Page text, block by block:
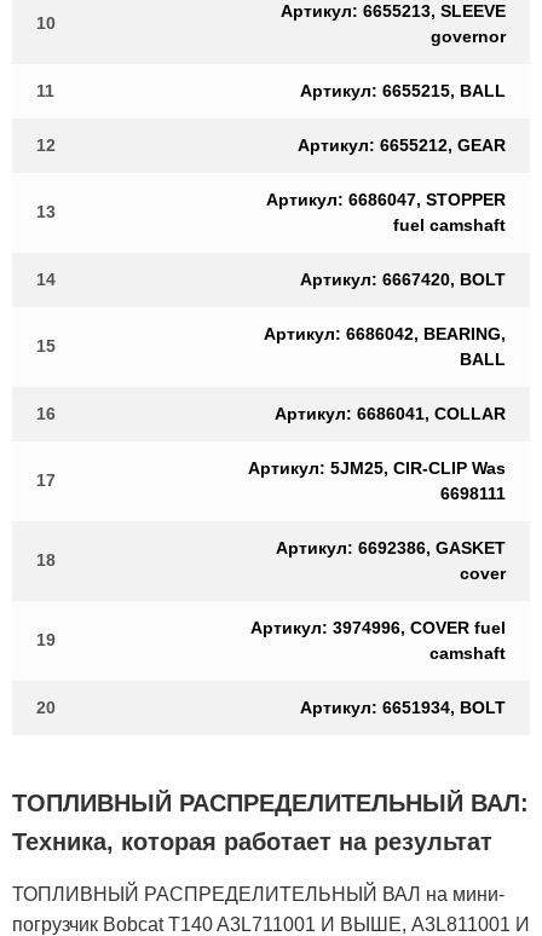
10
Артикул: 6655213, SLEEVE
governor
11 Артикул: 6655215, BALL
12 Артикул: 6655212, GEAR
13
Артикул: 6686047, STOPPER
fuel camshaft
14 Артикул: 6667420, BOLT
15
Артикул: 6686042, BEARING,
BALL
16 Артикул: 6686041, COLLAR
17
Артикул: 5JM25, CIR-CLIP Was
6698111
18
Артикул: 6692386, GASKET
cover
19
Артикул: 3974996, COVER fuel
camshaft
20 Артикул: 6651934, BOLT
ТОПЛИВНЫЙ РАСПРЕДЕЛИТЕЛЬНЫЙ ВАЛ:
Техника, которая работает на результат
ТОПЛИВНЫЙ РАСПРЕДЕЛИТЕЛЬНЫЙ ВАЛ на мини-
погрузчик Bobcat T140 A3L711001 И ВЫШЕ, A3L811001 И